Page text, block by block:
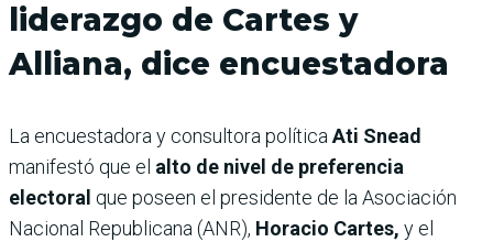
liderazgo de Cartes y
Alliana, dice encuestadora
La encuestadora y consultora política Ati Snead
manifestó que el alto de nivel de preferencia
electoral que poseen el presidente de la Asociación
Nacional Republicana (ANR), Horacio Cartes, y el